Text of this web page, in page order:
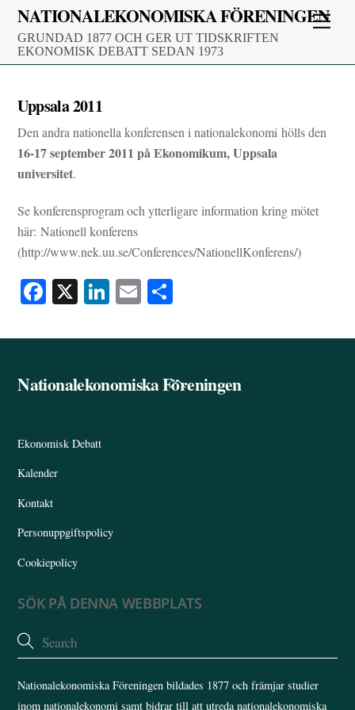
Skip
content
NATIONALEKONOMISKA FÖRENINGEN
GRUNDAD 1877 OCH GER UT TIDSKRIFTEN
EKONOMISK DEBATT SEDAN 1973
Uppsala 2011
Den andra nationella konferensen i nationalekonomi hölls den
16-17 september 2011 på Ekonomikum, Uppsala
universitet.
Se konferensprogram och ytterligare information kring mötet
här: Nationell konferens
(http://www.nek.uu.se/Conferences/NationellKonferens/)
Fa
bo
X Li
ed
E
aila
Back
Nationalekonomiska Föreningen
Ekonomisk Debatt
Kalender
Kontakt
Personuppgiftspolicy
Cookiepolicy
SÖK PÅ DENNA WEBBPLATS
Nationalekonomiska Föreningen bildades 1877 och främjar studier
inom nationalekonomi samt bidrar till att utreda nationalekonomiska